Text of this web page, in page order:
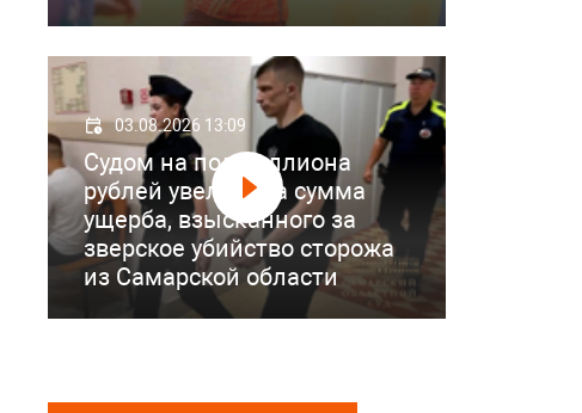
03.08.2026 13:09
Судом на полмиллиона
рублей увеличена сумма
ущерба, взысканного за
зверское убийство сторожа
из Самарской области